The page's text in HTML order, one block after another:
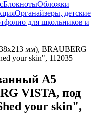
БлокнотыОбложки
Органайзеры, детские
для школьников и
мм), BRAUBERG
your skin", 112035
А5
VISTA, под
your skin",